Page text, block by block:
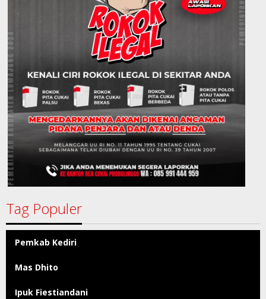
Tag Populer
Pemkab Kediri
Mas Dhito
Ipuk Fiestiandani